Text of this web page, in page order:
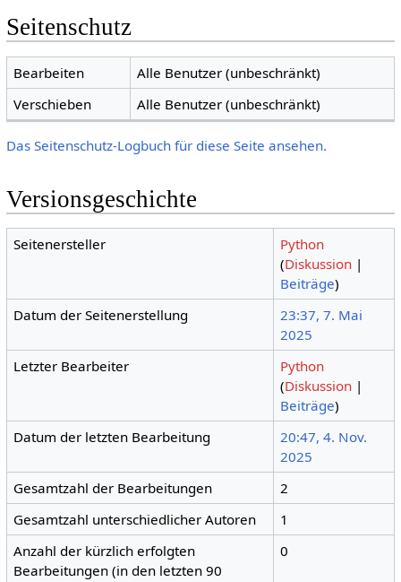
Seitenschutz
Bearbeiten
Alle Benutzer (unbeschränkt)
Verschieben
Alle Benutzer (unbeschränkt)
Das Seitenschutz-Logbuch für diese Seite ansehen.
Versionsgeschichte
Seitenersteller
Python
(Diskussion |
Beiträge)
Datum der Seitenerstellung
23:37, 7. Mai
2025
Letzter Bearbeiter
Python
(Diskussion |
Beiträge)
Datum der letzten Bearbeitung
20:47, 4. Nov.
2025
Gesamtzahl der Bearbeitungen
2
Gesamtzahl unterschiedlicher Autoren
1
Anzahl der kürzlich erfolgten
Bearbeitungen (in den letzten 90
0